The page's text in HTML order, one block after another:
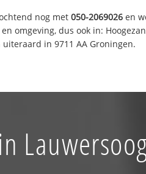
nog met 050-2069026 en
en omgeving, dus ook in:
uiteraard in 9711 AA Groningen.